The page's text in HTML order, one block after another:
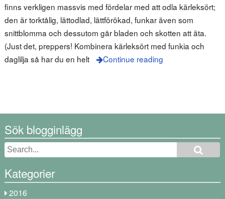
finns verkligen massvis med fördelar med att odla kärleksört;
den är torktålig, lättodlad, lättförökad, funkar även som
snittblomma och dessutom går bladen och skotten att äta.
(Just det, preppers! Kombinera kärleksört med funkia och
daglilja så har du en helt
Continue reading
Sök blogginlägg
Kategorier
2016